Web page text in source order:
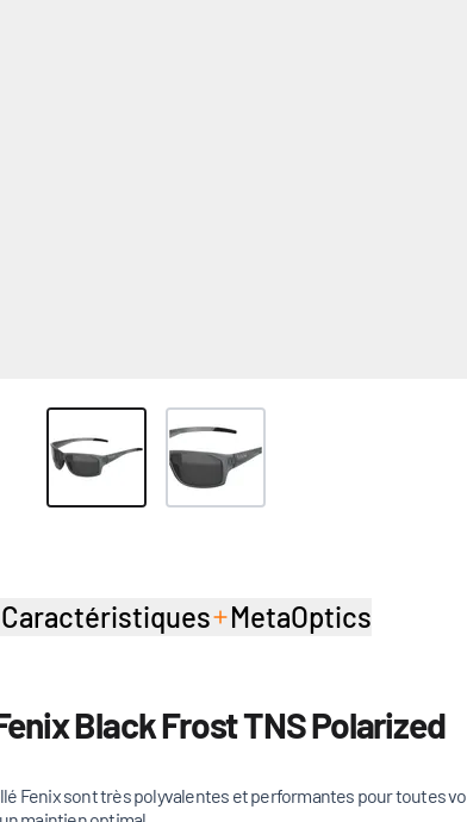
View larger imageView larger image
Caractéristiques MetaOptics
Black Frost TNS Polarized
Fenix sont très polyvalentes et performantes pour toutes